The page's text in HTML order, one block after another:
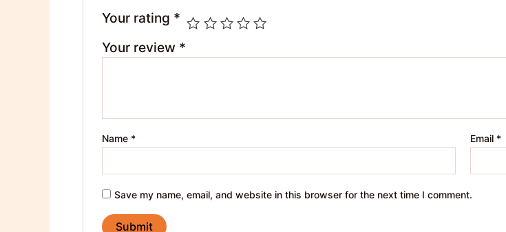
Your rating *
Your review *
Name * Email *
Save my name, email, and website in this browser for the next time I comment.